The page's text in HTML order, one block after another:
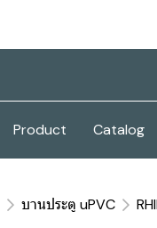
Product Catalog
บานประตู uPVC